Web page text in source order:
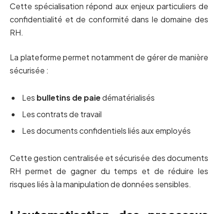
Cette spécialisation répond aux enjeux particuliers de
confidentialité et de conformité dans le domaine des
RH.
La plateforme permet notamment de gérer de manière
sécurisée :
Les bulletins de paiedématérialisés
Les contrats de travail
Les documents confidentiels liés aux employés
Cette gestion centralisée et sécurisée des documents
RH permet de gagner du temps et de réduire les
risques liés à la manipulation de données sensibles.